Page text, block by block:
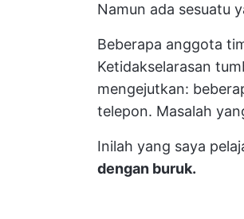
Namun ada sesuatu
Beberapa anggota
Ketidakselarasan
mengejutkan:
telepon. Masalah
Inilah yang saya
dengan buruk.